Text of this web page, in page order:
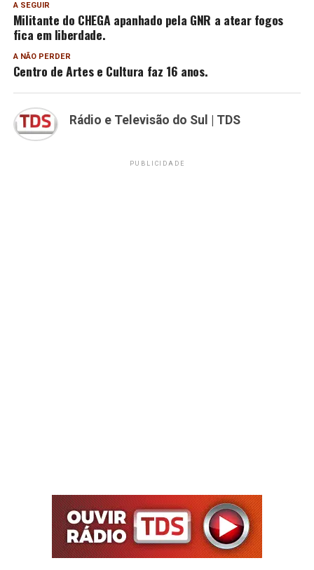
A SEGUIR
Militante do CHEGA apanhado pela GNR a atear fogos
fica em liberdade.
A NÃO PERDER
Centro de Artes e Cultura faz 16 anos.
Rádio e Televisão do Sul | TDS
PUBLICIDADE